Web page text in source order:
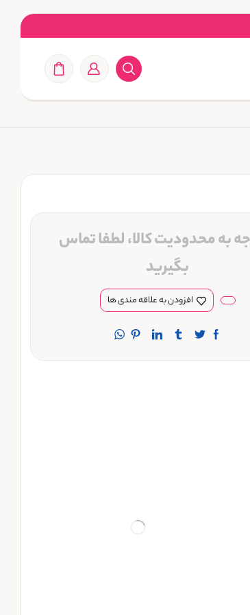
به محدودیت کالا، لطفا تماس
بگیرید
افزودن به علاقه مندی ها